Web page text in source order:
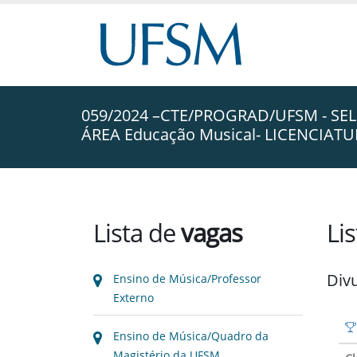
059/2024 –CTE/PROGRAD/UFSM -
ÁREA Educação Musical-
Lista devagas
Ensino de Música/Professor
Externo
Ensino de Música/Quadro da